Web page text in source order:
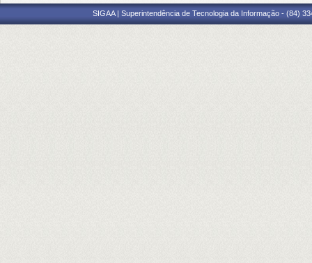
SIGAA | Superintendência de Tecnologia da Informação - (84)